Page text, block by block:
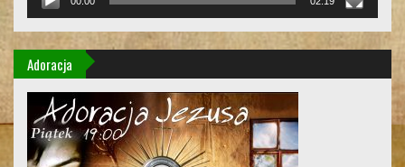
Adoracja